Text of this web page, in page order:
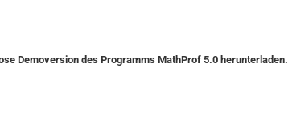
Demoversion des Programms MathProf 5.0 herunterladen.